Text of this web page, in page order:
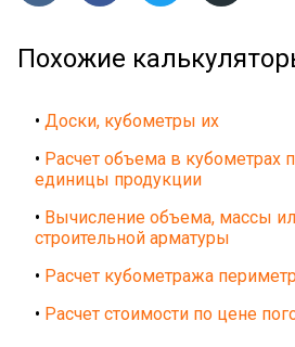
Похожие
• Доски, кубометры их
• Расчет объема в кубометрах
единицы продукции
• Вычисление объема, массы
строительной арматуры
• Расчет кубометража
• Расчет стоимости по цене